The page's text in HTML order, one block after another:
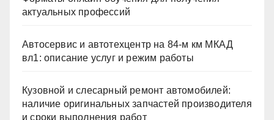
актуальных профессий
Автосервис и автотехцентр на 84-м км МКАД
вл1: описание услуг и режим работы
Кузовной и слесарный ремонт автомобилей:
наличие оригинальных запчастей производителя
и сроки выполнения работ